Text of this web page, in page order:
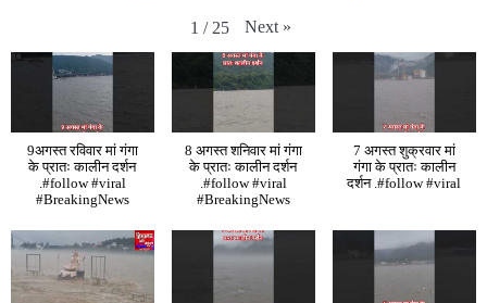
1 / 25 Next »
9अगस्त रविवार मां गंगा
के प्रातः कालीन दर्शन
.#follow #viral
#BreakingNews
8 अगस्त शनिवार मां गंगा
के प्रातः कालीन दर्शन
.#follow #viral
#BreakingNews
7 अगस्त शुक्रवार मां
गंगा के प्रातः कालीन
दर्शन .#follow #viral